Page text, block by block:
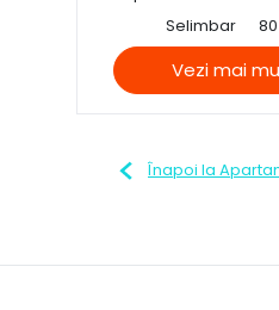
Selimbar
Vezi mai
Înapoi la